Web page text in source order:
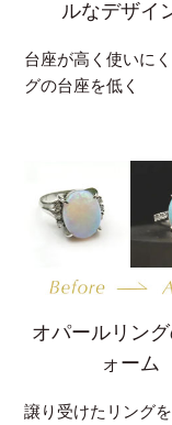
ルなデザイ
台座が高く使いに
グの台座を低く
オパールリン
ォーム
譲り受けたリング